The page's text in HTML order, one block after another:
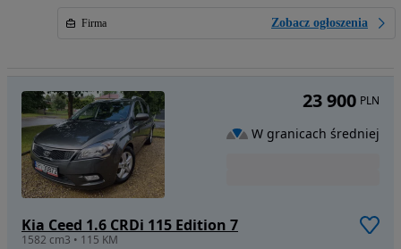
Firma Zobacz ogłoszenia
Kia Ceed 1.6 CRDi 115 Edition 7
1582 cm3 • 115 KM
23 900 PLN
W granicach średniej